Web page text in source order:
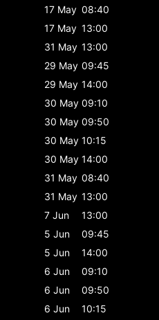
17 May 08:40
17 May 13:00
31 May 13:00
29 May 09:45
29 May 14:00
30 May 09:10
30 May 09:50
30 May 10:15
30 May 14:00
31 May 08:40
31 May 13:00
7 Jun
13:00
5 Jun
09:45
5 Jun
14:00
6 Jun
09:10
6 Jun
09:50
6 Jun
10:15